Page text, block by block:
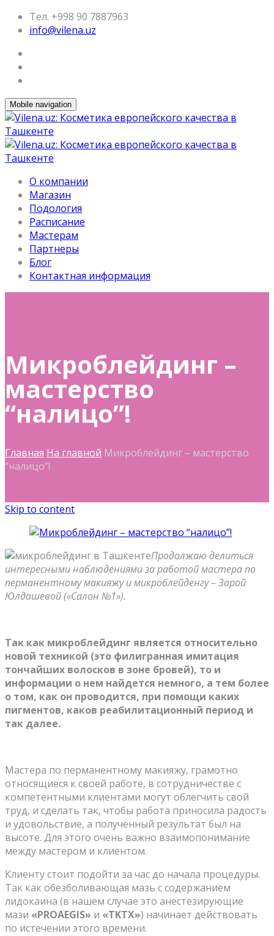
Тел. +998 90 7887963
info@vilena.uz
Mobile navigation
О компании
Магазин
Подология
Расписание
Мастерам
Партнеры
Блог
Контактная информация
Микроблейдинг –
мастерство
“налицо”!
Главная На главной Микроблейдинг – мастерство
“налицо”!
Skip to content
Продолжаю делиться
интересными наблюдениями за работой мастера по
перманентному макияжу и микроблейденгу – Зарой
Юлдашевой («Салон №1»).
Так как микроблейдинг является относительно
новой техникой (это филигранная имитация
тончайших волосков в зоне бровей), то и
информации о нем найдется немного, а тем более
о том, как он проводится, при помощи каких
пигментов, каков реабилитационный период и
так далее.
Мастера по перманентному макияжу, грамотно
относящиеся к своей работе, в сотрудничестве с
компетентными клиентами могут облегчить свой
труд, и сделать так, чтобы работа приносила радость
и удовольствие, а полученный результат был на
высоте. Для этого очень важно взаимопонимание
между мастером и клиентом.
Клиенту стоит подойти за час до начала процедуры.
Так как обезболивающая мазь с содержанием
лидокаина (в нашем случае это анестезирующие
мази «PROAEGIS» и «TKTX») начинает действовать
по истечении этого времени.